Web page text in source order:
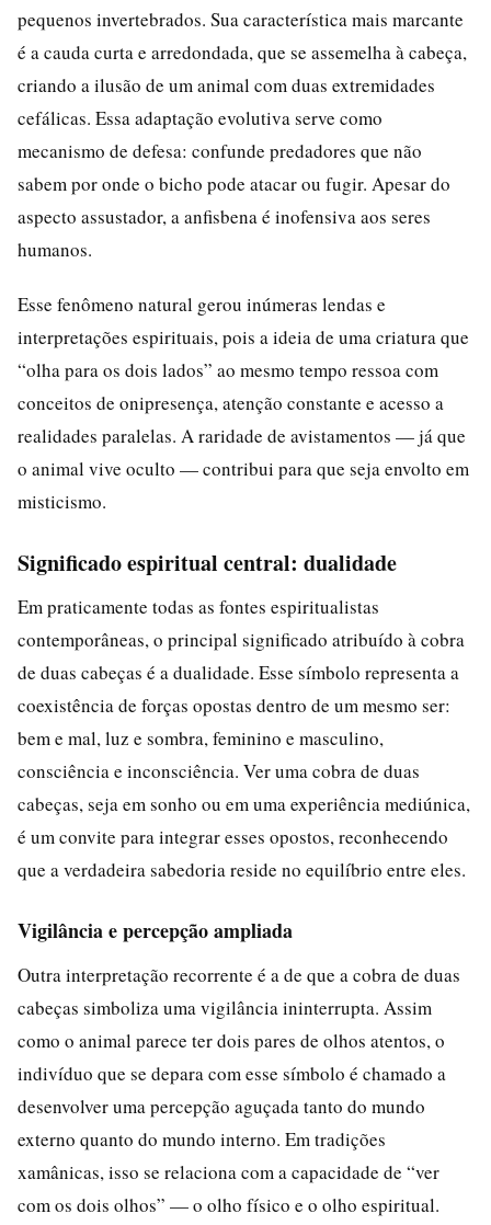
pequenos invertebrados. Sua característica mais marcante
é a cauda curta e arredondada, que se assemelha à cabeça,
criando a ilusão de um animal com duas extremidades
cefálicas. Essa adaptação evolutiva serve como
mecanismo de defesa: confunde predadores que não
sabem por onde o bicho pode atacar ou fugir. Apesar do
aspecto assustador, a anfisbena é inofensiva aos seres
humanos.
Esse fenômeno natural gerou inúmeras lendas e
interpretações espirituais, pois a ideia de uma criatura que
“olha para os dois lados” ao mesmo tempo ressoa com
conceitos de onipresença, atenção constante e acesso a
realidades paralelas. A raridade de avistamentos — já que
o animal vive oculto — contribui para que seja envolto em
misticismo.
Significado espiritual central: dualidade
Em praticamente todas as fontes espiritualistas
contemporâneas, o principal significado atribuído à cobra
de duas cabeças é a dualidade. Esse símbolo representa a
coexistência de forças opostas dentro de um mesmo ser:
bem e mal, luz e sombra, feminino e masculino,
consciência e inconsciência. Ver uma cobra de duas
cabeças, seja em sonho ou em uma experiência mediúnica,
é um convite para integrar esses opostos, reconhecendo
que a verdadeira sabedoria reside no equilíbrio entre eles.
Vigilância e percepção ampliada
Outra interpretação recorrente é a de que a cobra de duas
cabeças simboliza uma vigilância ininterrupta. Assim
como o animal parece ter dois pares de olhos atentos, o
indivíduo que se depara com esse símbolo é chamado a
desenvolver uma percepção aguçada tanto do mundo
externo quanto do mundo interno. Em tradições
xamânicas, isso se relaciona com a capacidade de “ver
com os dois olhos” — o olho físico e o olho espiritual.